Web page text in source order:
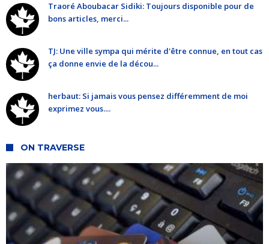
Traoré Aboubacar Sidiki: Toujours disponible pour de
bons articles, merci...
TJ: Une ville sympa qui mérite d'être connue, en tout cas
ça donne envie de la décou...
herbaut: Si jamais vous pensez différemment de moi
exprimez vous....
ON TRAVERSE